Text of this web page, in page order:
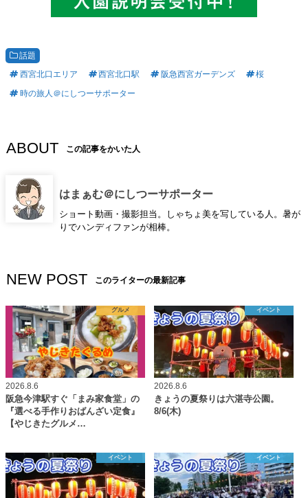
話題
西宮北口エリア
西宮北口駅 阪急西宮ガーデンズ
桜
時の旅人＠にしつーサポーター
ABOUT この記事をかいた人
はまぁむ＠にしつーサポーター
ショート動画・撮影担当。しゃちょ美を写している人。暑が
りでハンディファンが相棒。
NEW POST このライターの最新記事
グルメ
2026.8.6
阪急今津駅すぐ「まみ家食堂」の
『選べる手作りおばんざい定食』
【やじきたグルメ…
イベント
2026.8.6
きょうの夏祭りは六湛寺公園。
8/6(木)
イベント イベント